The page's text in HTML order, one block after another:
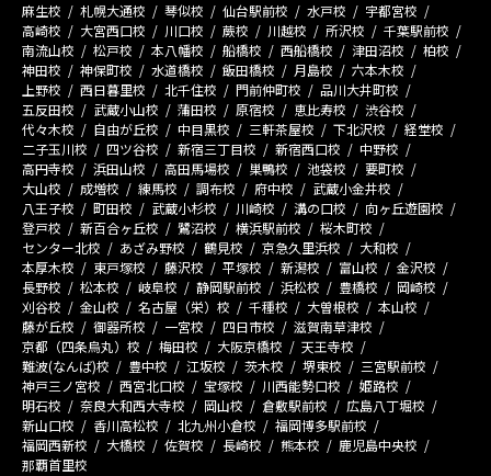
麻生校 札幌大通校 琴似校 仙台駅前校 水戸校
宇都宮校
高崎校
大宮西口校 川口校 蕨校 川越校 所沢校
千葉駅前校
南流山校
松戸校 本八幡校 船橋校 西船橋校 津田沼校
柏校
神田校
神保町校 水道橋校 飯田橋校 月島校
六本木校
上野校
西日暮里校 北千住校 門前仲町校
品川大井町校
五反田校
武蔵小山校 蒲田校 原宿校 恵比寿校
渋谷校
代々木校
自由が丘校 中目黒校 三軒茶屋校 下北沢校
経堂校
二子玉川校
四ツ谷校 新宿三丁目校 新宿西口校
中野校
高円寺校
浜田山校 高田馬場校 巣鴨校 池袋校
要町校
大山校
成増校 練馬校 調布校 府中校
武蔵小金井校
八王子校
町田校 武蔵小杉校 川崎校 溝の口校
向ヶ丘遊園校
登戸校
新百合ヶ丘校 鷺沼校 横浜駅前校
桜木町校
センター北校
あざみ野校 鶴見校 京急久里浜校
大和校
本厚木校
東戸塚校 藤沢校 平塚校 新潟校 富山校
金沢校
長野校
松本校 岐阜校 静岡駅前校 浜松校 豊橋校
岡崎校
刈谷校
金山校 名古屋（栄）校 千種校 大曽根校
本山校
藤が丘校
御器所校 一宮校 四日市校
滋賀南草津校
京都（四条烏丸）校
梅田校 大阪京橋校
天王寺校
難波(なんば)校
豊中校 江坂校 茨木校 堺東校
三宮駅前校
神戸三ノ宮校
西宮北口校 宝塚校 川西能勢口校
姫路校
明石校
奈良大和西大寺校 岡山校 倉敷駅前校
広島八丁堀校
新山口校
香川高松校 北九州小倉校
福岡博多駅前校
福岡西新校
大橋校 佐賀校 長崎校 熊本校
鹿児島中央校
那覇首里校